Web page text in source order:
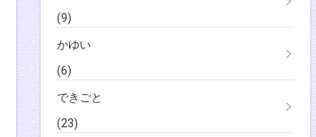
(9)
かゆい
(6)
できごと
(23)